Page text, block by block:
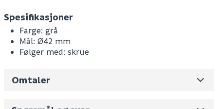
Spesifikasjoner
Farge: grå
Mål: Ø42 mm
Følger med: skrue
Omtaler
Leverandørens varenummer 309637SP